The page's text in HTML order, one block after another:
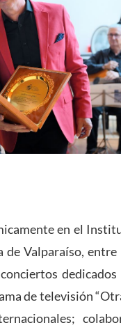
en el
Valparaíso,
de televisión